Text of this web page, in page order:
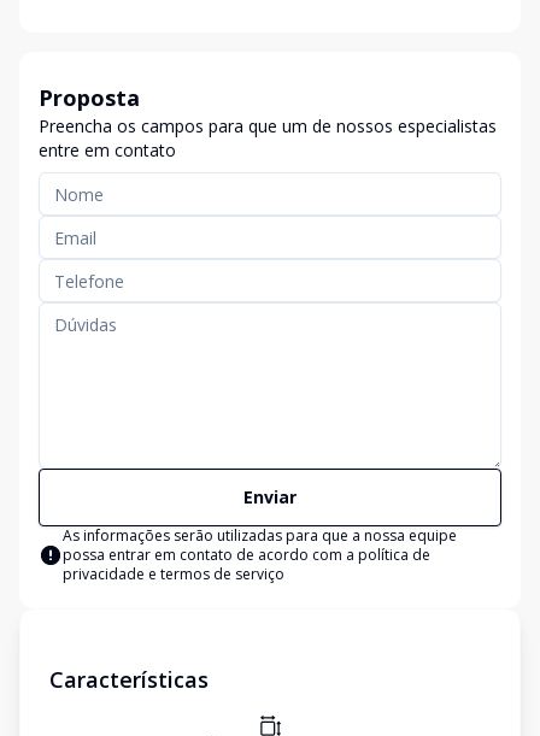
Proposta
Preencha os campos para que um de nossos especialistas
entre em contato
Enviar
As informações serão utilizadas para que a nossa equipe
possa entrar em contato de acordo com a política de
privacidade e termos de serviço
Características